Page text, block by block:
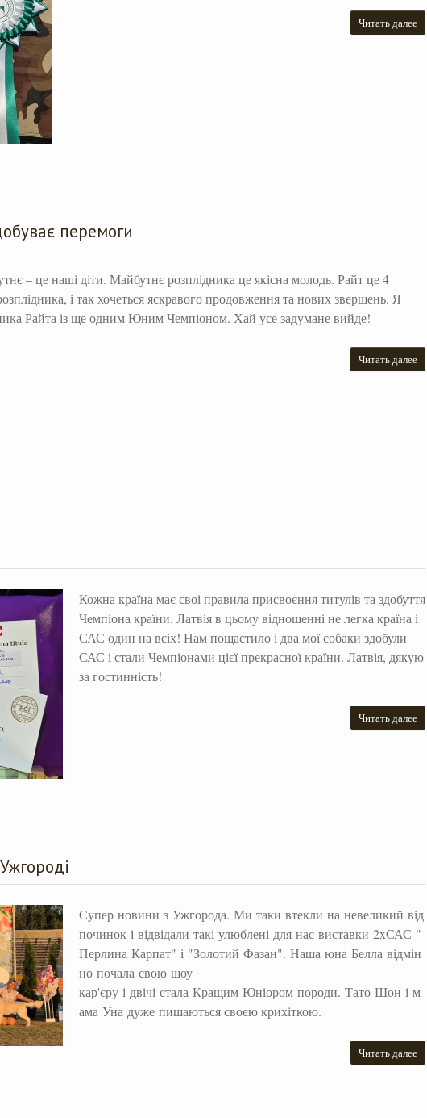
Читать далее
перемоги
– це наші діти. Майбутнє розплідника це якісна молодь. Райт це 4
і так хочеться яскравого продовження та нових звершень. Я
Райта із ще одним Юним Чемпіоном. Хай усе задумане вийде!
Читать далее
Кожна країна має своі правила присвоєння титулів та здобуття
Чемпіона країни. Латвія в цьому відношенні не легка країна і
САС один на всіх! Нам пощастило і два мої собаки здобули
САС і стали Чемпіонами цієї прекрасної країни. Латвія, дякую
за гостинність!
Читать далее
Супер новини з Ужгорода. Ми таки втекли на невеликий від
починок і відвідали такі улюблені для нас виставки 2xСАС "
Перлина Карпат" і "Золотий Фазан". Наша юна Белла відмін
но почала свою шоу
кар'єру і двічі стала Кращим Юніором породи. Тато Шон і м
ама Уна дуже пишаютьсясвоєюкрихіткою.
Читать далее